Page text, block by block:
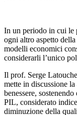
In un periodo in cui le
ogni altro aspetto
modelli economici
considerarli l’unico
Il prof. Serge
mette in discussione
benessere,
PIL, considerato
diminuzione della